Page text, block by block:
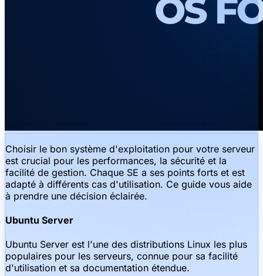
Choisir le bon système d'exploitation pour votre serveur
est crucial pour les performances, la sécurité et la
facilité de gestion. Chaque SE a ses points forts et est
adapté à différents cas d'utilisation. Ce guide vous aide
à prendre une décision éclairée.
Ubuntu Server
Ubuntu Server est l'une des distributions Linux les plus
populaires pour les serveurs, connue pour sa facilité
d'utilisation et sa documentation étendue.